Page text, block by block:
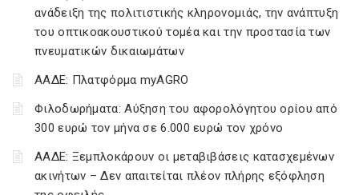
ανάδειξη της πολιτιστικής κληρονομιάς, την ανάπτυξη
του οπτικοακουστικού τομέα και την προστασία των
πνευματικών δικαιωμάτων
ΑΑΔΕ: Πλατφόρμα myAGRO
Φιλοδωρήματα: Αύξηση του αφορολόγητου ορίου από
300 ευρώ τον μήνα σε 6.000 ευρώ τον χρόνο
ΑΑΔΕ: Ξεμπλοκάρουν οι μεταβιβάσεις κατασχεμένων
ακινήτων – Δεν απαιτείται πλέον πλήρης εξόφληση